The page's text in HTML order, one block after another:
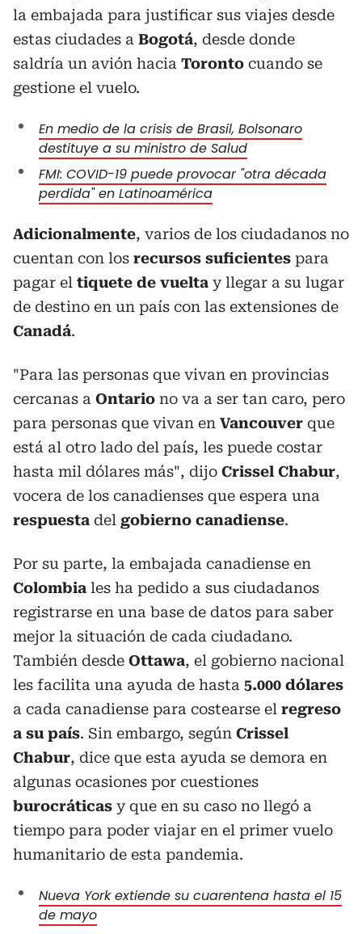
la embajada para justificar sus viajes desde
estas ciudades a Bogotá, desde donde
saldría un avión hacia Toronto cuando se
gestione el vuelo.
En medio de la crisis de Brasil, Bolsonaro
destituye a su ministro de Salud
FMI: COVID-19 puede provocar "otra década
perdida" en Latinoamérica
Adicionalmente, varios de los ciudadanos no
cuentan con los recursos suficientes para
pagar el tiquete de vuelta y llegar a su lugar
de destino en un país con las extensiones de
Canadá.
"Para las personas que vivan en provincias
cercanas a Ontario no va a ser tan caro, pero
para personas que vivan en Vancouver que
está al otro lado del país, les puede costar
hasta mil dólares más", dijo Crissel Chabur,
vocera de los canadienses que espera una
respuesta del gobierno canadiense.
Por su parte, la embajada canadiense en
Colombia les ha pedido a sus ciudadanos
registrarse en una base de datos para saber
mejor la situación de cada ciudadano.
También desde Ottawa, el gobierno nacional
les facilita una ayuda de hasta 5.000 dólares
a cada canadiense para costearse el regreso
a su país. Sin embargo, según Crissel
Chabur, dice que esta ayuda se demora en
algunas ocasiones por cuestiones
burocráticas y que en su caso no llegó a
tiempo para poder viajar en el primer vuelo
humanitario de esta pandemia.
Nueva York extiende su cuarentena hasta el 15
de mayo